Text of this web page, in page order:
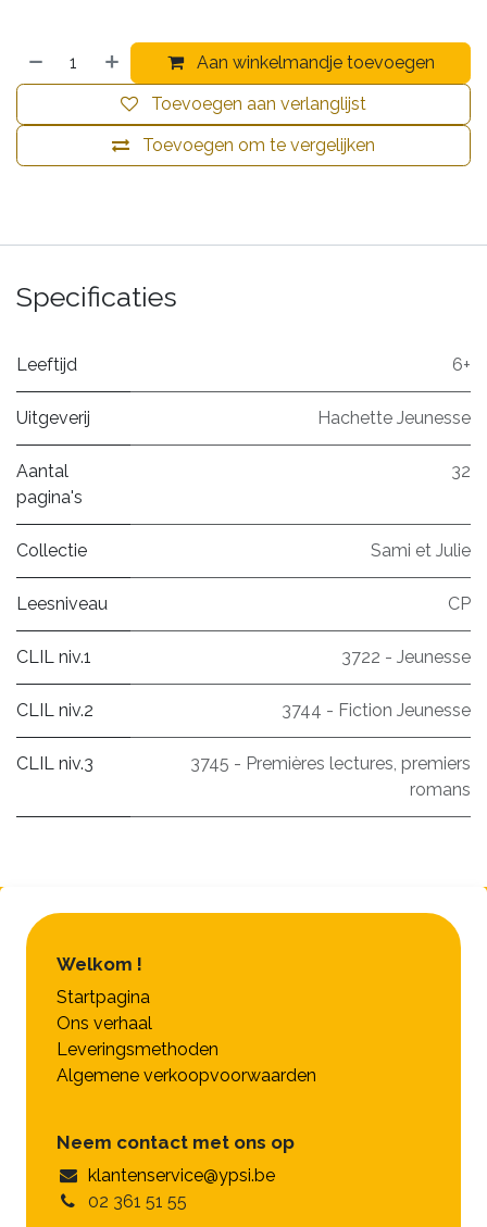
Aan winkelmandje toevoegen
Toevoegen om te vergelijken
Toevoegen aan verlanglijst
Specificaties
Leeftijd 6+
Uitgeverij Hachette Jeunesse
Aantal
pagina's
32
Collectie Sami et Julie
Leesniveau CP
CLIL niv.1 3722 - Jeunesse
CLIL niv.2 3744 - Fiction Jeunesse
CLIL niv.3
3745 - Premières lectures, premiers
romans
Welkom !
Startpagina
Ons verhaal
Leveringsmethoden
Algemene verkoopvoorwaarden
Neem contact met ons op
klantenservice@ypsi.be
02 361 51 55